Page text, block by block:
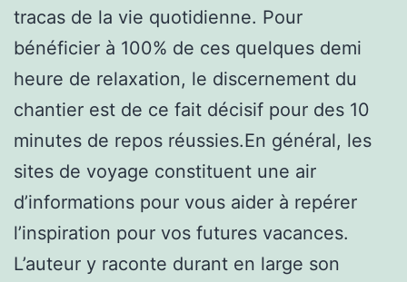
tracas de la vie quotidienne. Pour
bénéficier à 100% de ces quelques demi
heure de relaxation, le discernement du
chantier est de ce fait décisif pour des 10
minutes de repos réussies.En général, les
sites de voyage constituent une air
d’informations pour vous aider à repérer
l’inspiration pour vos futures vacances.
L’auteur y raconte durant en large son